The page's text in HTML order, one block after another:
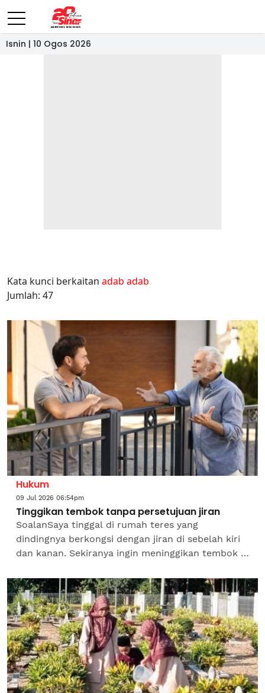
Isnin | 10 Ogos 2026
Kata kunci berkaitan adab adab
Jumlah: 47
Hukum
09 Jul 2026 06:54pm
Tinggikan tembok tanpa persetujuan jiran
SoalanSaya tinggal di rumah teres yang
dindingnya berkongsi dengan jiran di sebelah kiri
dan kanan. Sekiranya ingin meninggikan tembok di
persetujuan...